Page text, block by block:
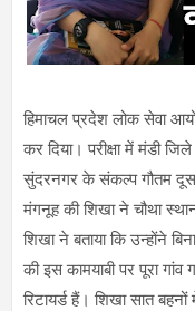
हिमाचल प्रदेश लोक सेवा
कर दिया। परीक्षा में मंडी
सुंदरनगर के संकल्प गौतम
मंगनूह की शिखा ने चौथा
शिखा ने बताया कि उन्होंने
की इस कामयाबी पर पूरा
रिटायर्ड हैं। शिखा सात